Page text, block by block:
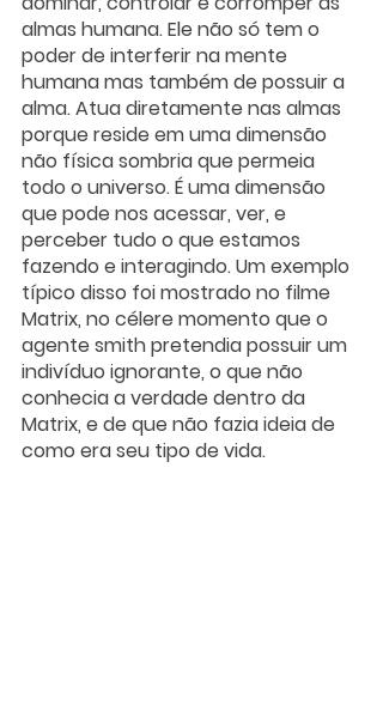
almas humana. Ele não só tem o
poder de interferir na mente
humana mas também de possuir a
alma. Atua diretamente nas almas
porque reside em uma dimensão
não física sombria que permeia
todo o universo. É uma dimensão
que pode nos acessar, ver, e
perceber tudo o que estamos
fazendo e interagindo. Um exemplo
típico disso foi mostrado no filme
Matrix, no célere momento que o
agente smith pretendia possuir um
indivíduo ignorante, o que não
conhecia a verdade dentro da
Matrix, e de que não fazia ideia de
como era seu tipo de vida.